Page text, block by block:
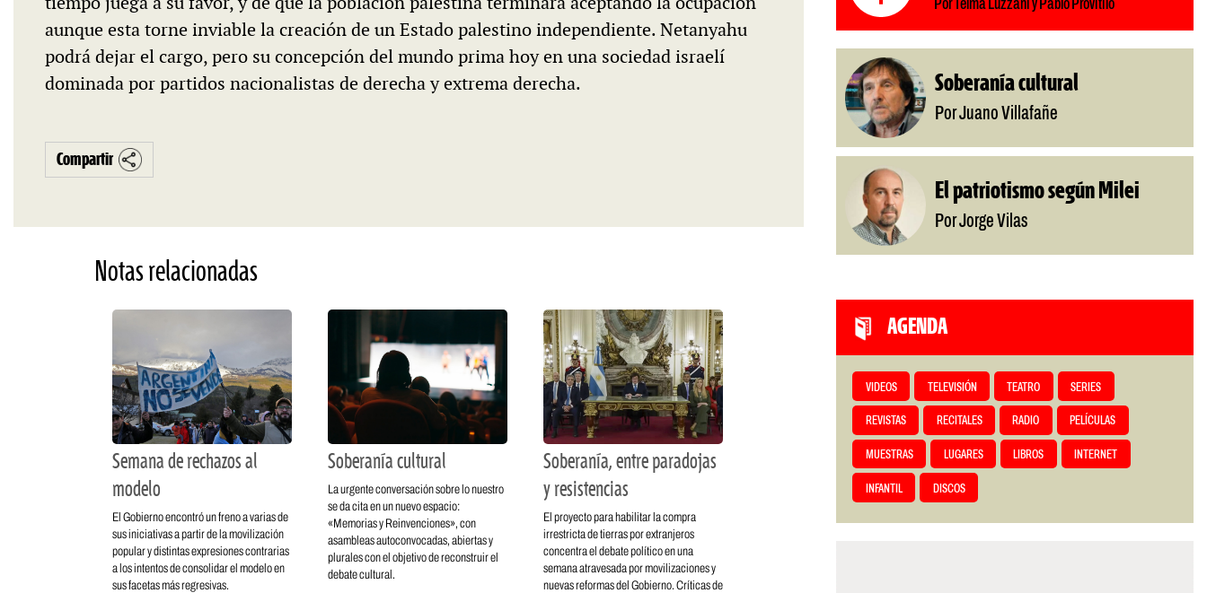
aunque esta torne inviable la creación de un Estado palestino independiente. Netanyahu
podrá dejar el cargo, pero su concepción del mundo prima hoy en una sociedad israelí
dominada por partidos nacionalistas de derecha y extrema derecha.
Compartir
Notas relacionadas
Semana de rechazos al
modelo
El Gobierno encontró un freno a varias de
sus iniciativas a partir de la movilización
popular y distintas expresiones contrarias
a los intentos de consolidar el modelo en
sus facetas más regresivas.
Soberanía cultural
La urgente conversación sobre lo nuestro
se da cita en un nuevo espacio:
«Memorias y Reinvenciones», con
asambleas autoconvocadas, abiertas y
plurales con el objetivo de reconstruir el
debate cultural.
Soberanía, entre paradojas
y resistencias
El proyecto para habilitar la compra
irrestricta de tierras por extranjeros
concentra el debate político en una
semana atravesada por movilizaciones y
nuevas reformas del Gobierno. Críticas de
Por Telma Luzzani y Pablo Provitilo
Soberanía cultural
Por Juano Villafañe
El patriotismo según Milei
Por Jorge Vilas
AGENDA
VIDEOS TELEVISIÓN TEATRO SERIES
REVISTAS RECITALES RADIO PELÍCULAS
MUESTRAS LUGARES LIBROS INTERNET
INFANTIL DISCOS